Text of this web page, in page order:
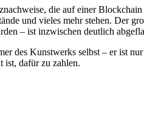
die auf einer
und vieles mehr stehen. Der
– ist inzwischen deutlich
des Kunstwerks selbst – er ist
ist, dafür zu zahlen.